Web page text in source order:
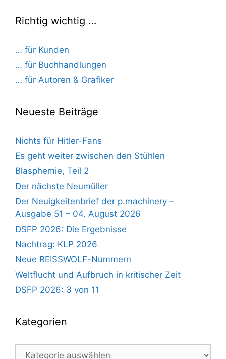
Richtig wichtig …
… für Kunden
… für Buchhandlungen
… für Autoren & Grafiker
Neueste Beiträge
Nichts für Hitler-Fans
Es geht weiter zwischen den Stühlen
Blasphemie, Teil 2
Der nächste Neumüller
Der Neuigkeitenbrief der p.machinery –
Ausgabe 51 – 04. August 2026
DSFP 2026: Die Ergebnisse
Nachtrag: KLP 2026
Neue REISSWOLF-Nummern
Weltflucht und Aufbruch in kritischer Zeit
DSFP 2026: 3 von 11
Kategorien
Kategorien